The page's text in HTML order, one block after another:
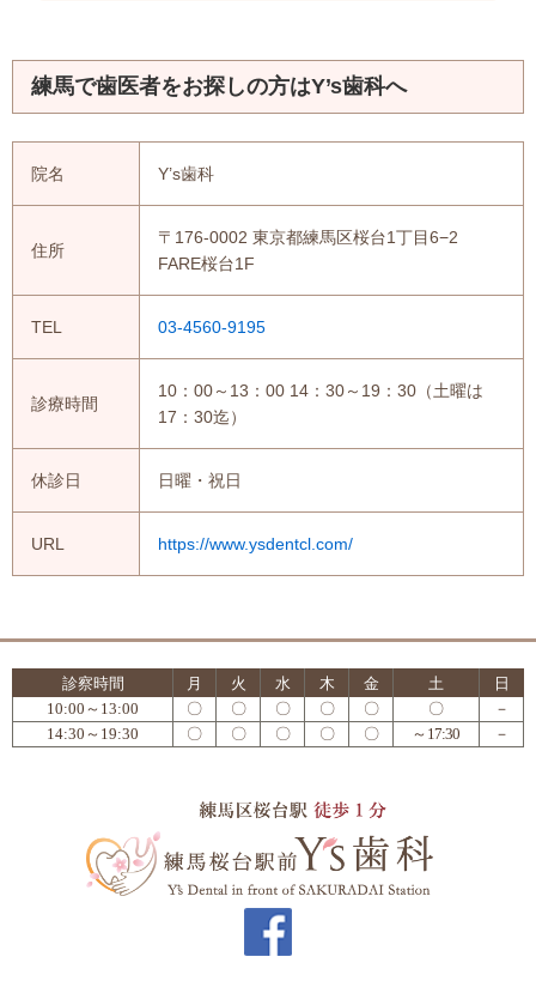
練馬で歯医者をお探しの方はY’s歯科へ
院名 Y’s歯科
住所
〒176-0002 東京都練馬区桜台1丁目6−2
FARE桜台1F
TEL 03-4560-9195
診療時間
10：00～13：00 14：30～19：30（土曜は
17：30迄）
休診日 日曜・祝日
URL https://www.ysdentcl.com/
診察時間 月 火 水 木 金 土
日
10:00～13:00
〇 〇 〇 〇 〇 〇
－
14:30～19:30
〇 〇 〇 〇 〇 ～17:30 －